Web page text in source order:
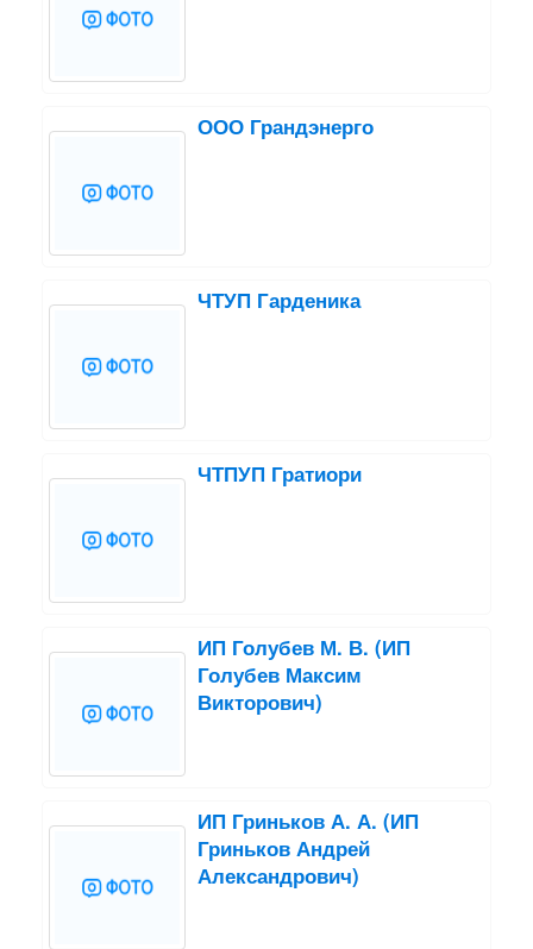
ООО Грандэнерго
ЧТУП Гарденика
ЧТПУП Гратиори
ИП Голубев М. В. (ИП
Голубев Максим
Викторович)
ИП Гриньков А. А. (ИП
Гриньков Андрей
Александрович)